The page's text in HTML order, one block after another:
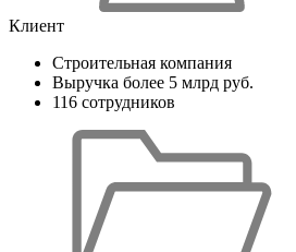
Клиент
Строительная компания
Выручка более 5 млрд руб.
116 сотрудников